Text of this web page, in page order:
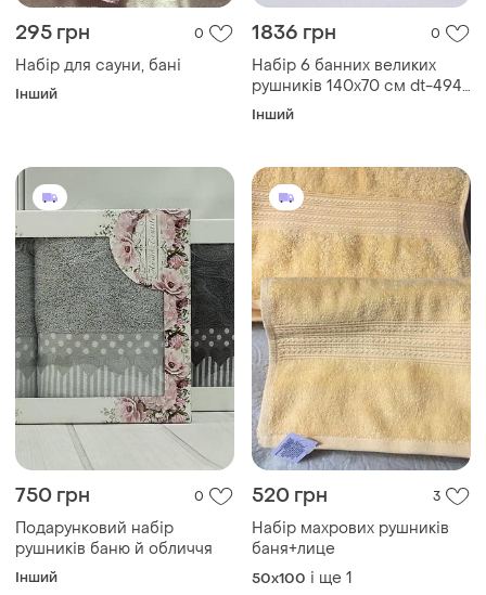
295 грн 0
Набір для сауни, бані
Інший
1836 грн 0
Набір 6 банних великих
рушників 140х70 см dt-494-
72 комплект рушників для
Інший
750 грн 0
Подарунковий набір
рушників баню й обличчя
Інший
520 грн 3
Набір махрових рушників
баня+лице
50x100 і ще 1